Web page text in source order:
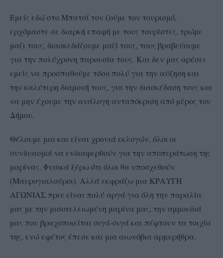
Εμείς εδώ στο Μπατσί τον ζούμε τον τουρισμό,
ερχόμαστε σε διαρκή επαφή με τους τουρίστες, τρώμε
μαζι τους, διασκεδάζουμε μαζί τους, τους βραβεύουμε
για την πολύχρονη παρουσία τους. Και δεν μας αρέσει
εμείς να προσπαθούμε τόσο πολύ για την αύξηση και
την καλύτερη διαμονή τους, για την διασκέδαση τους και
να μην έχουμε την ανάλογη ανταπόκριση από μέρος του
Δήμου.
Θέλουμε μια και είναι χρονιά εκλογών, όλοι οι
συνδυασμοί να ενδιαφερθούν για την αποπεράτωση της
μαρίνας. Φυσικά ξέρω ότι όλοι θα υποσχεθούν
(Μαυρογιαλούροι). Αλλά εκφράζω μια ΚΡΑΥΓΗ
ΑΓΩΝΙΑΣ πριν είναι πολύ αργά για όλη την παραλία
μας με την μισοτελειωμένη μαρίνα μας, την αμμουδιά
μας που βραχοποιείται σιγά-σιγά και πέφτουν τα τοιχία
της, ενώ εφέτος έπεσε και μια αιωνόβια αρμυρήθρα.